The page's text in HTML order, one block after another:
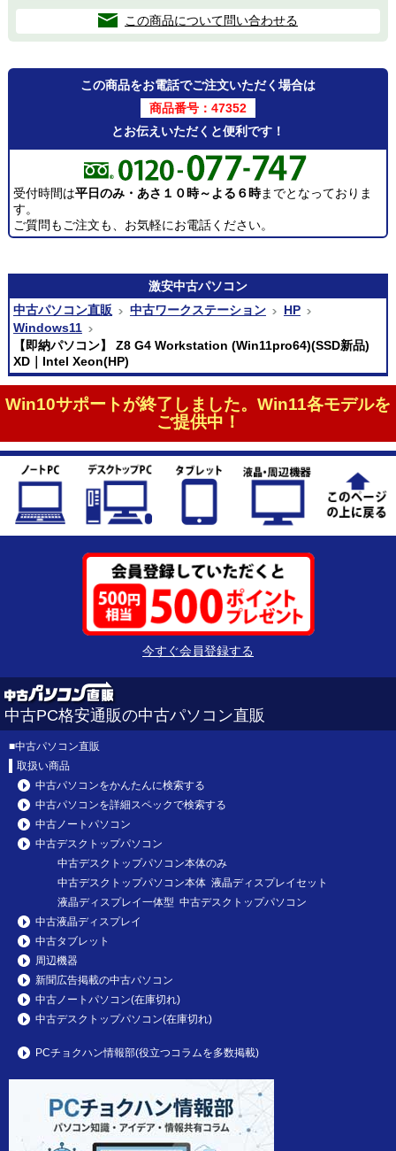
この商品について問い合わせる
この商品をお電話でご注文いただく場合は
商品番号：47352
とお伝えいただくと便利です！
受付時間は平日のみ・あさ１０時～よる６時までとなっておりま
す。
ご質問もご注文も、お気軽にお電話ください。
激安中古パソコン
中古パソコン直販
中古ワークステーション
HP
Windows11
【即納パソコン】 Z8 G4 Workstation (Win11pro64)(SSD新品)
XD｜Intel Xeon(HP)
Win10サポートが終了しました。Win11各モデルを
ご提供中！
今すぐ会員登録する
中古PC格安通販の中古パソコン直販
■中古パソコン直販
取扱い商品
中古パソコンをかんたんに検索する
中古パソコンを詳細スペックで検索する
中古ノートパソコン
中古デスクトップパソコン
中古デスクトップパソコン本体のみ
中古デスクトップパソコン本体 液晶ディスプレイセット
液晶ディスプレイ一体型 中古デスクトップパソコン
中古液晶ディスプレイ
中古タブレット
周辺機器
新聞広告掲載の中古パソコン
中古ノートパソコン(在庫切れ)
中古デスクトップパソコン(在庫切れ)
PCチョクハン情報部(役立つコラムを多数掲載)